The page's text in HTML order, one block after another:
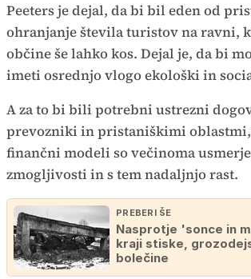
Peeters je dejal, da bi bil eden od
ohranjanje števila turistov na ravni,
občine še lahko kos. Dejal je, da bi
imeti osrednjo vlogo ekološki in
A za to bi bili potrebni ustrezni
prevozniki in pristaniškimi
finančni modeli so večinoma
zmogljivosti in s tem nadaljnjo rast.
PREBERI ŠE
Nasprotje 'sonce in
kraji stiske,
bolečine